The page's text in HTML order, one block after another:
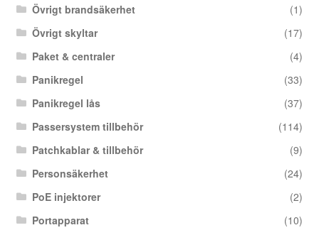
Övrigt brandsäkerhet
(1)
Övrigt skyltar
(17)
Paket & centraler
(4)
Panikregel
(33)
Panikregel lås
(37)
Passersystem tillbehör
(114)
Patchkablar & tillbehör
(9)
Personsäkerhet
(24)
PoE injektorer
(2)
Portapparat
(10)